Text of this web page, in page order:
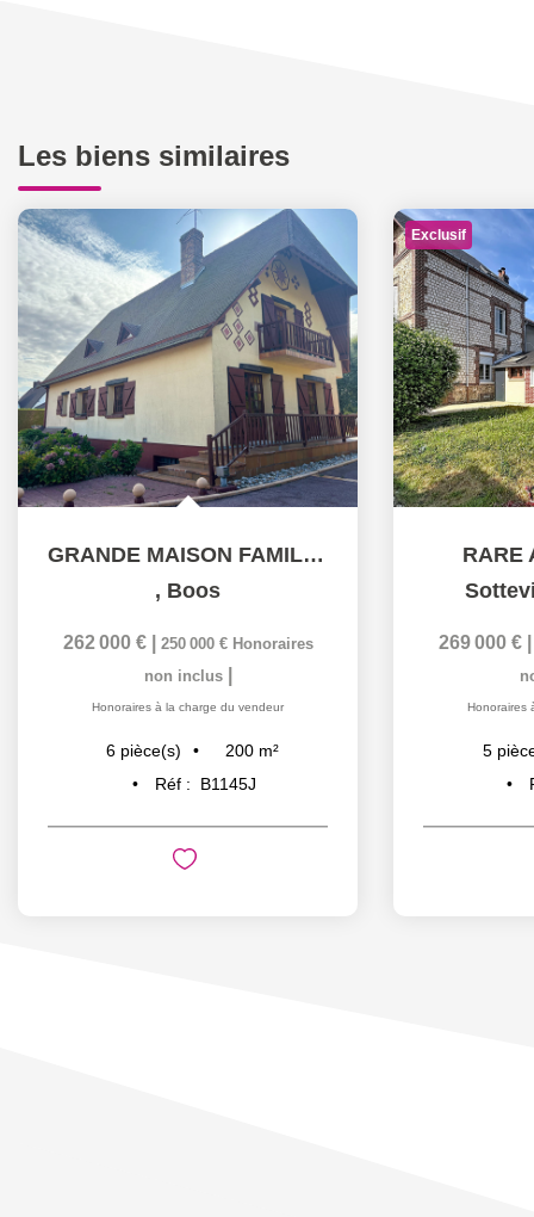
Les biens similaires
GRANDE MAISON FAMILIALE - PLATEAU EST ROUEN -
, Boos
262 000 € 250 000 € Honoraires
non inclus
Honoraires à la charge du vendeur
6 pièce(s) 200 m²
Réf :
B1145J
Exclusif
RARE
269 000 €
Honoraires
5